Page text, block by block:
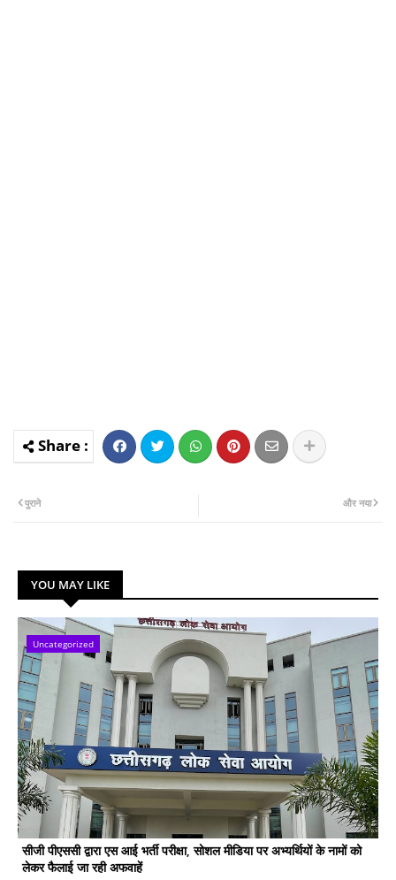
और नया
पुराने
YOU MAY LIKE
Uncategorized
सीजी पीएससी द्वारा एस आई भर्ती परीक्षा, सोशल मीडिया पर अभ्यर्थियों के नामों को
लेकर फैलाई जा रही अफवाहें